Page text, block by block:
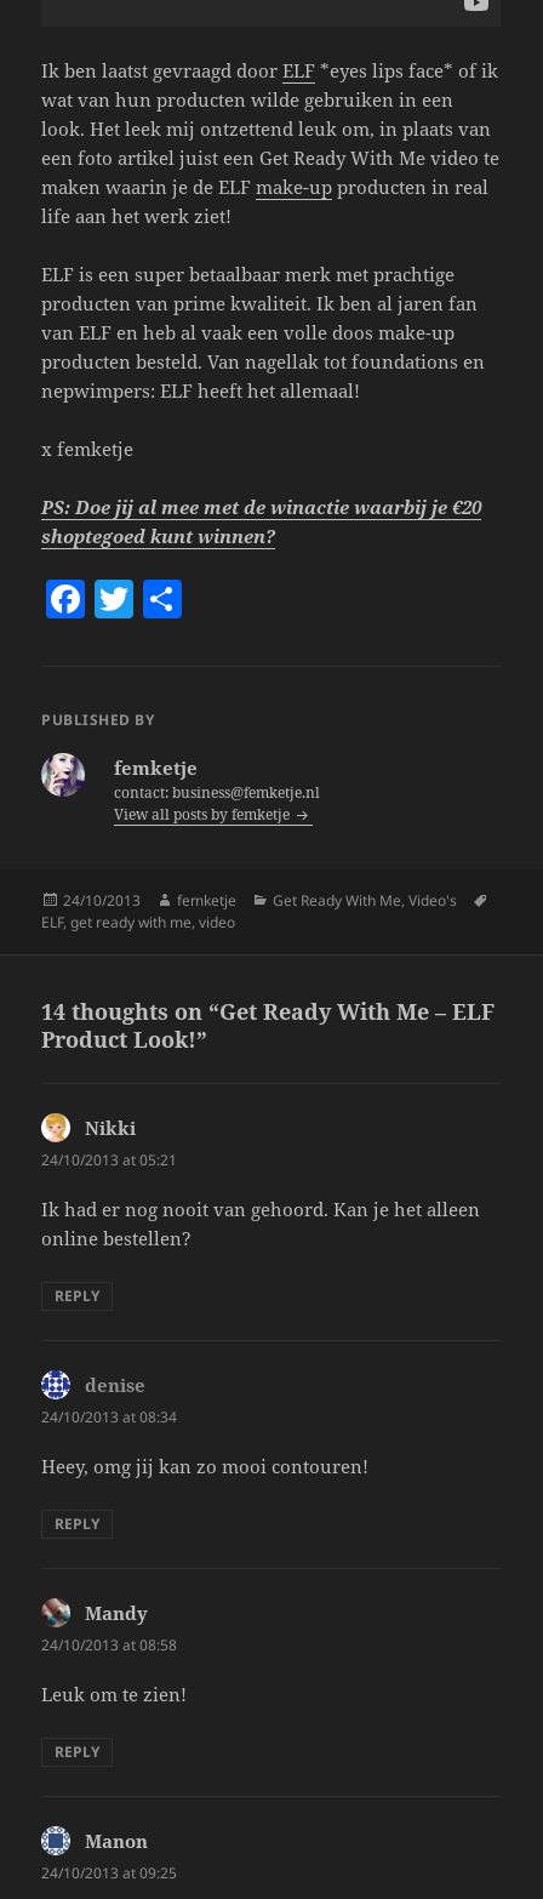
Ik ben laatst gevraagd doorELF *eyes lips face* of ik
wat van hun producten wilde gebruiken in een
look. Het leek mij ontzettend leuk om, in plaats van
een foto artikel juist een Get Ready With Me video te
maken waarin je de ELFmake-up producten in real
life aan het werk ziet!
ELF is een super betaalbaar merk met prachtige
producten van prime kwaliteit. Ik ben al jaren fan
van ELF en heb al vaak een volle doos make-up
producten besteld. Van nagellak tot foundations en
nepwimpers: ELF heeft het allemaal!
x femketje
PS: Doe jij al mee met de winactie waarbij je €20
shoptegoed kunt winnen?
F
e
T
er
PUBLISHED BY
femketje
contact: business@femketje.nl
View all posts by femketje
Posted
on
24/10/2013 Author
femketje Categories
Get Ready With Me,Video's
ELF,get ready with me,video
14 thoughts on “Get Ready With Me – ELF
Product Look!”
Nikki
24/10/2013 at 05:21
Ik had er nog nooit van gehoord. Kan je het alleen
online bestellen?
REPLY
denise
24/10/2013 at 08:34
Heey, omg jij kan zo mooi contouren!
REPLY
Mandy
24/10/2013 at 08:58
Leuk om te zien!
REPLY
Manon
24/10/2013 at 09:25